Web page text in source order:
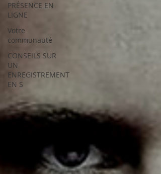
PRÉSENCE EN
LIGNE
Votre
communauté
CONSEILS SUR
UN
ENREGISTREMENT
EN S